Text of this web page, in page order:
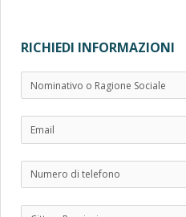
RICHIEDI INFORMAZIONI